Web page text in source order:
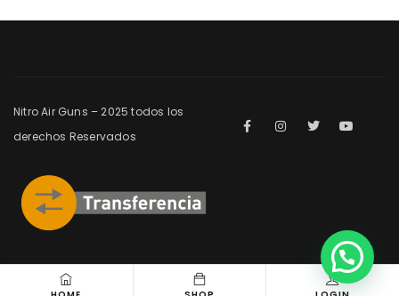
Nitro Air Guns – 2025 todos los
derechos Reservados